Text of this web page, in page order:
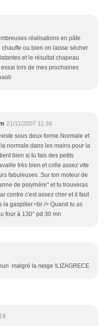
réalisations en pâte
ou bien on laisse sécher
et le résultat chapeau
lors de mes prochaines
21/11/2007 11:36
sous deux forme.Normale et
normale dans les mains pour la
bien si tu fais des petits
très bien et colle assez vite
fabuleuses .Sur ton moteur de
de polymère" et tu trouveras
contre c'est assez cher et il faut
la gaspiller.<br /> Quand tu as
four à 130° pd 30 mn
malgré la neige !LIZAGRECE